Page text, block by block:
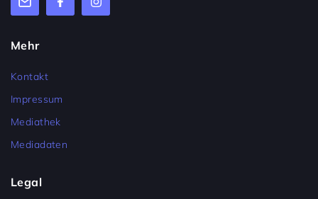
Mehr
Kontakt
Impressum
Mediathek
Mediadaten
Legal